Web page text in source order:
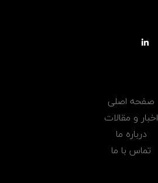
صفحه اصلی
اخبار و مقالات
درباره ما
تماس با ما